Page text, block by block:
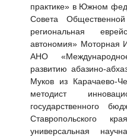
практике» в Южном
Совета Общественной
региональная
автономия» Моторная
АНО
развитию абазино-
Муков из Карачаево-
методист
государственного
Ставропольского
универсальная